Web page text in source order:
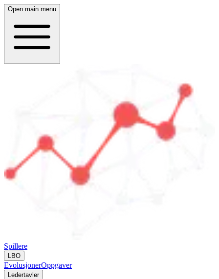
Open main menu
Spillere
LBO
EvolusjonerOppgaver
Ledertavler